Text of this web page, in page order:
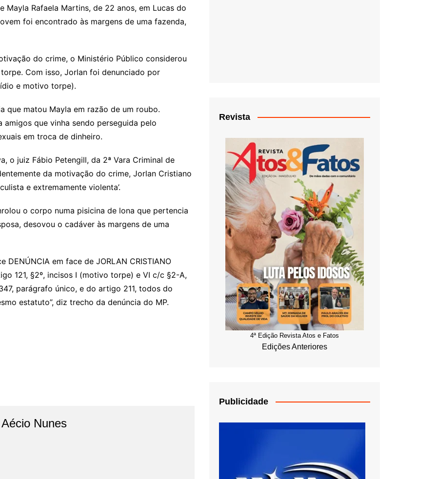
Mayla Rafaela Martins, de 22 anos, em Lucas do
foi encontrado às margens de uma fazenda,
do crime, o Ministério Público considerou
Com isso, Jorlan foi denunciado por
e motivo torpe).
que matou Mayla em razão de um roubo.
que vinha sendo perseguida pelo
em troca de dinheiro.
o juiz Fábio Petengill, da 2ª Vara Criminal de
da motivação do crime, Jorlan Cristiano
e extremamente violenta’.
o corpo numa pisicina de lona que pertencia
desovou o cadáver às margens de uma
em face de JORLAN CRISTIANO
121, §2º, incisos I (motivo torpe) e VI c/c §2-A,
parágrafo único, e do artigo 211, todos do
estatuto”, diz trecho da denúncia do MP.
Nunes
Revista
4ª Edição Revista Atos e Fatos
Edições Anteriores
Publicidade